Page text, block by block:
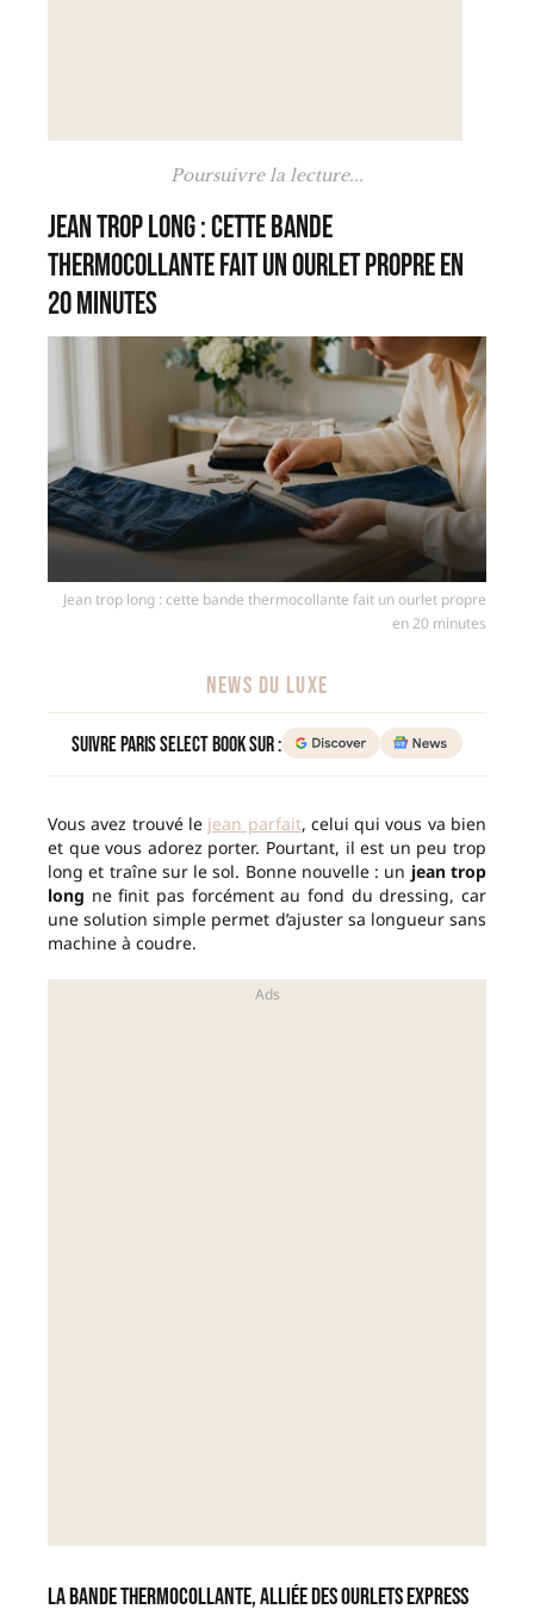
Poursuivre la lecture...
Jean trop long : cette bande
thermocollante fait un ourlet propre en
20 minutes
Jean trop long : cette bande thermocollante fait un ourlet propre
en 20 minutes
NEWS DU LUXE
Suivre Paris Select Book sur :
Vous avez trouvé le jean parfait, celui qui vous va bien
et que vous adorez porter. Pourtant, il est un peu trop
long et traîne sur le sol. Bonne nouvelle : un jean trop
long ne finit pas forcément au fond du dressing, car
une solution simple permet d’ajuster sa longueur sans
machine à coudre.
La bande thermocollante, alliée des ourlets express